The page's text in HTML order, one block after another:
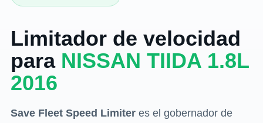
Limitador de velocidad
para NISSAN TIIDA 1.8L
2016
Save Fleet Speed Limiteres el gobernador de